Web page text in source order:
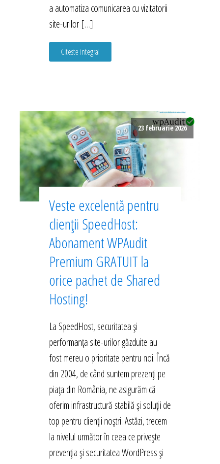
a automatiza comunicarea cu vizitatorii
site-urilor […]
Citeste integral
23 februarie 2026
Veste excelentă pentru
clienții SpeedHost:
Abonament WPAudit
Premium GRATUIT la
orice pachet de Shared
Hosting!
La SpeedHost, securitatea și
performanța site-urilor găzduite au
fost mereu o prioritate pentru noi. Încă
din 2004, de când suntem prezenți pe
piața din România, ne asigurăm că
oferim infrastructură stabilă și soluții de
top pentru clienții noștri. Astăzi, trecem
la nivelul următor în ceea ce privește
prevenția și securitatea WordPress și